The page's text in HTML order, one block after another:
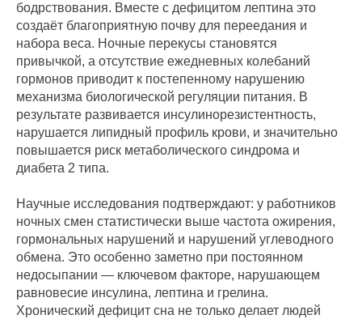
бодрствования. Вместе с дефицитом лептина это
создаёт благоприятную почву для переедания и
набора веса. Ночные перекусы становятся
привычкой, а отсутствие ежедневных колебаний
гормонов приводит к постепенному нарушению
механизма биологической регуляции питания. В
результате развивается инсулинорезистентность,
нарушается липидный профиль крови, и значительно
повышается риск метаболического синдрома и
диабета 2 типа.
Научные исследования подтверждают: у работников
ночных смен статистически выше частота ожирения,
гормональных нарушений и нарушений углеводного
обмена. Это особенно заметно при постоянном
недосыпании — ключевом факторе, нарушающем
равновесие инсулина, лептина и грелина.
Хронический дефицит сна не только делает людей